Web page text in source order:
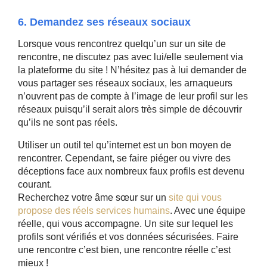
6. Demandez ses réseaux sociaux
Lorsque vous rencontrez quelqu’un sur un site de
rencontre, ne discutez pas avec lui/elle seulement via
la plateforme du site ! N’hésitez pas à lui demander de
vous partager ses réseaux sociaux, les arnaqueurs
n’ouvrent pas de compte à l’image de leur profil sur les
réseaux puisqu’il serait alors très simple de découvrir
qu’ils ne sont pas réels.
Utiliser un outil tel qu’internet est un bon moyen de
rencontrer. Cependant, se faire piéger ou vivre des
déceptions face aux nombreux faux profils est devenu
courant.
Recherchez votre âme sœur sur un site qui vous
propose des réels services humains. Avec une équipe
réelle, qui vous accompagne. Un site sur lequel les
profils sont vérifiés et vos données sécurisées. Faire
une rencontre c’est bien, une rencontre réelle c’est
mieux !